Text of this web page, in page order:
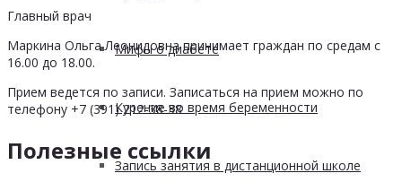
Мифы о диабете
Курение во время беременности
Запись занятия в дистанционной школе
Главный врач
Маркина Ольга Леонидовна принимает граждан по средам с
16.00 до 18.00.
Прием ведется по записи. Записаться на прием можно по
телефону +7 (391) 212-38-38
Полезные ссылки